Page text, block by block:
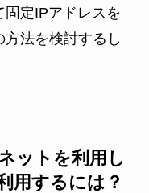
固定IPアドレスを
法を検討するし
ットを利用し
用するには？